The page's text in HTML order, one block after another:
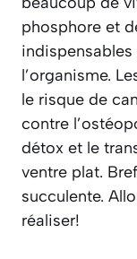
phosphore et
l’organisme.
le risque de
contre
détox et le
ventre plat.
succulente.
réaliser!